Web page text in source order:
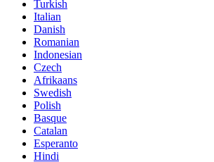
Turkish
Italian
Danish
Romanian
Indonesian
Czech
Afrikaans
Swedish
Polish
Basque
Catalan
Esperanto
Hindi